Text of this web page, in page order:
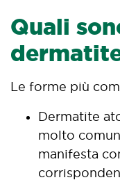
Quali
Le forme più
Dermatite
molto
manifesta